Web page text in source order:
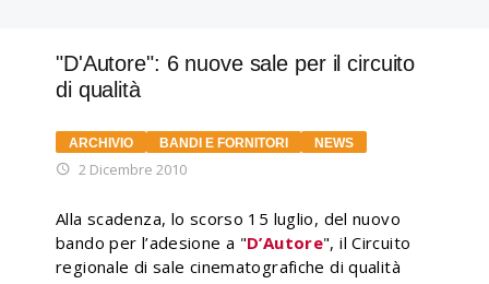
"D'Autore": 6 nuove sale per il circuito
di qualità
ARCHIVIO BANDI E FORNITORI NEWS
2 Dicembre 2010
Alla scadenza, lo scorso 15 luglio, del nuovo
bando per l’adesione a "D’Autore", il Circuito
regionale di sale cinematografiche di qualità